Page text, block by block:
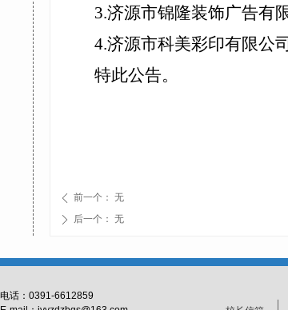
3.济源市锦隆装饰广告有
4.济源市科美彩印有限公司
特此公告。
ꄴ 前一个： 无
ꄲ 后一个： 无
电话： 0391-6612859